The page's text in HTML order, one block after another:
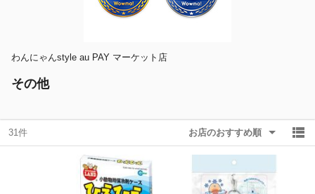
わんにゃんstyle au PAY マーケット店
その他
31件 お店のおすすめ順